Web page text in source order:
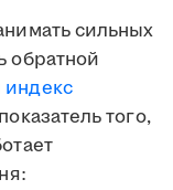
сильных
обратной
индекс
того,